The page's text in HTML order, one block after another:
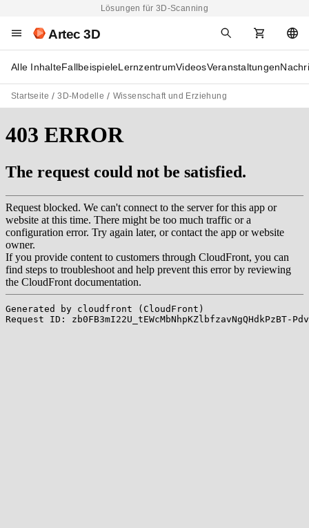
Lösungen für 3D-Scanning
Artec 3D
Alle InhalteFallbeispieleLernzentrumVideosVeranstaltungen
Startseite 3D-Modelle Wissenschaft und Erziehung